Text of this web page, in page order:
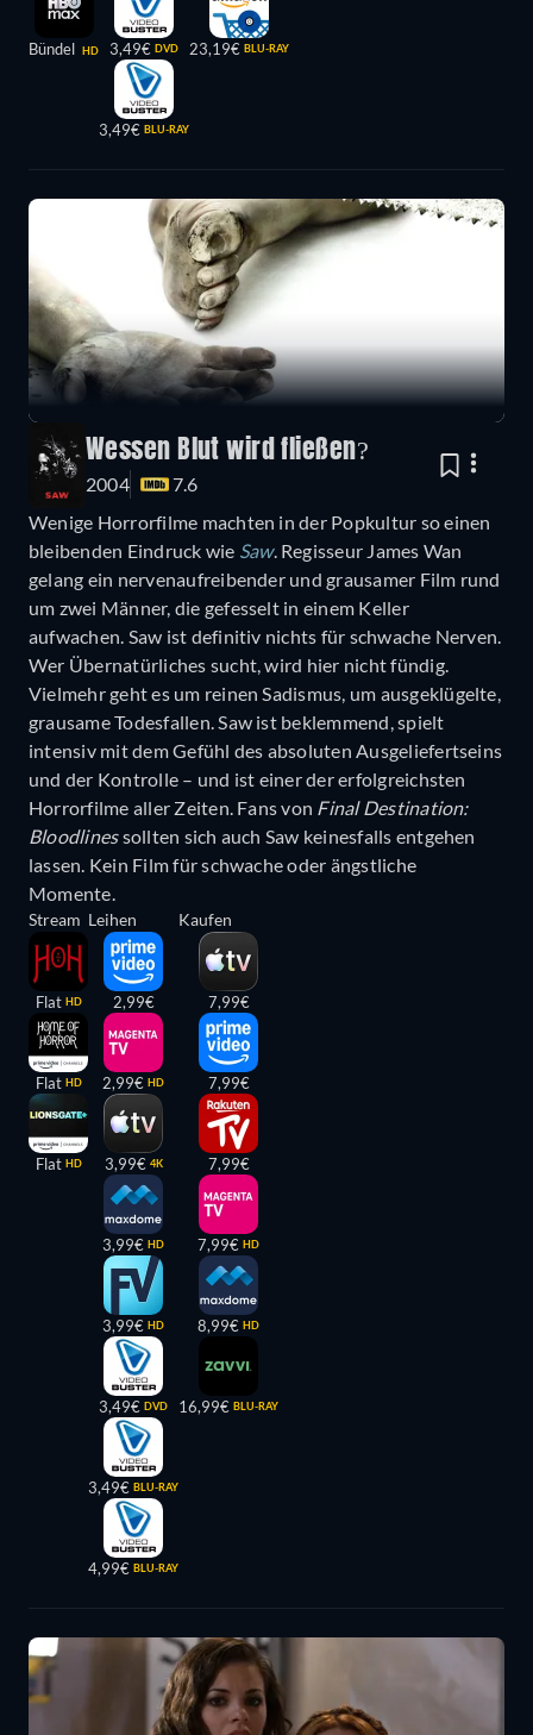
Bündel HD 3,49€ DVD
3,49€ BLU-RAY
23,19€ BLU-RAY
Wessen Blut wird fließen?
2004
7.6
Wenige Horrorfilme machten in der Popkultur so einen
bleibenden Eindruck wie Saw. Regisseur James Wan
gelang ein nervenaufreibender und grausamer Film rund
um zwei Männer, die gefesselt in einem Keller
aufwachen. Saw ist definitiv nichts für schwache Nerven.
Wer Übernatürliches sucht, wird hier nicht fündig.
Vielmehr geht es um reinen Sadismus, um ausgeklügelte,
grausame Todesfallen. Saw ist beklemmend, spielt
intensiv mit dem Gefühl des absoluten Ausgeliefertseins
und der Kontrolle – und ist einer der erfolgreichsten
Horrorfilme aller Zeiten. Fans von Final Destination:
Bloodlinessollten sich auch Saw keinesfalls entgehen
lassen. Kein Film für schwache oder ängstliche
Momente.
Stream
Flat HD
Flat HD
Flat HD
Leihen
2,99€
2,99€ HD
3,99€ 4K
3,99€ HD
3,99€ HD
3,49€ DVD
3,49€ BLU-RAY
4,99€ BLU-RAY
Kaufen
7,99€
7,99€
7,99€
7,99€ HD
8,99€ HD
16,99€ BLU-RAY